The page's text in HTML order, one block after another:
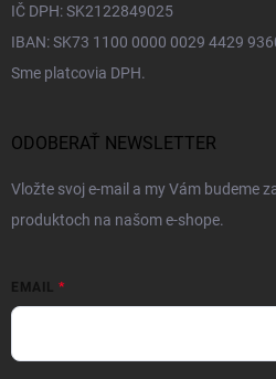
IČ DPH: SK2122849025
IBAN: SK73 1100 0000 0029 4429
Sme platcovia DPH.
ODOBERAŤ NEWSLETTER
Vložte svoj e-mail a my Vám budeme
produktoch na našom e-shope.
EMAIL